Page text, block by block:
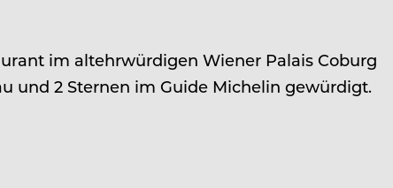
im altehrwürdigen Wiener Palais Coburg
und 2 Sternen im Guide Michelin gewürdigt.